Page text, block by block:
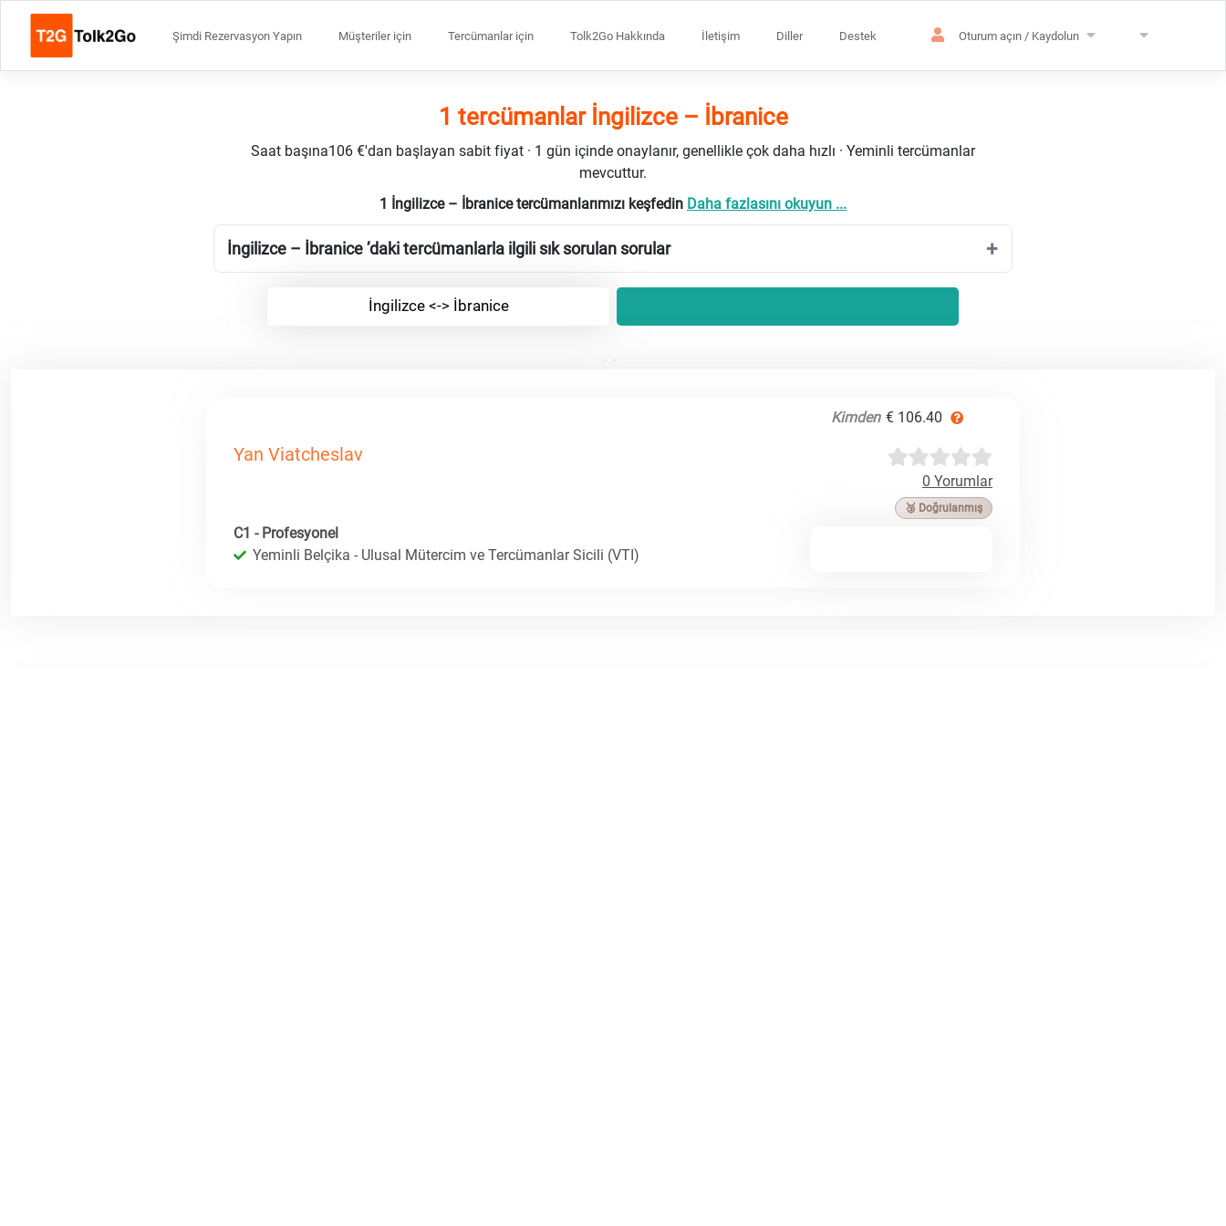
Şimdi Rezervasyon Yapın Müşteriler için Tercümanlar için Tolk2Go Hakkında İletişim Diller Destek Oturum açın / Kaydolun
1 tercümanlar İngilizce – İbranice
Saat başına106 €'dan başlayan sabit fiyat · 1 gün içinde onaylanır, genellikle çok daha hızlı · Yeminli tercümanlar
mevcuttur.
1 İngilizce – İbranice tercümanlarımızı keşfedin Daha fazlasını okuyun ...
İngilizce – İbranice ’daki tercümanlarla ilgili sık sorulan sorular
İngilizce <-> İbranice
Kimden € 106.40
Yan Viatcheslav
0 Yorumlar
🥉 Doğrulanmış
C1 - Profesyonel
Yeminli Belçika - Ulusal Mütercim ve Tercümanlar Sicili (VTI)